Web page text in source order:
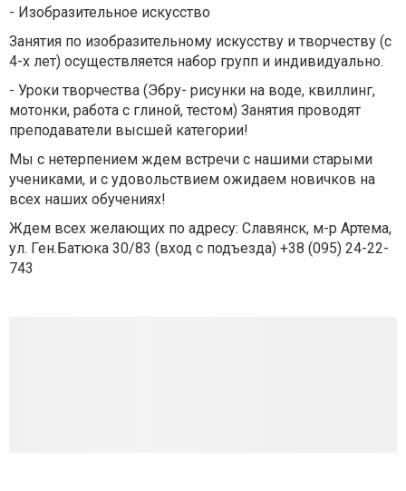
- Изобразительное искусство
Занятия по изобразительному искусству и творчеству (с
4-х лет) осуществляется набор групп и индивидуально.
- Уроки творчества (Эбру- рисунки на воде, квиллинг,
мотонки, работа с глиной, тестом) Занятия проводят
преподаватели высшей категории!
Мы с нетерпением ждем встречи с нашими старыми
учениками, и с удовольствием ожидаем новичков на
всех наших обучениях!
Ждем всех желающих по адресу: Славянск, м-р Артема,
ул. Ген.Батюка 30/83 (вход с подъезда) +38 (095) 24-22-
743